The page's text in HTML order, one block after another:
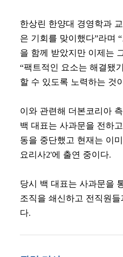
한상린 한양대 경영학과
은 기회를 맞이했다”라며
을 함께 받았지만 이제는
“팩트적인 요소는 해결됐
할 수 있도록 노력하는 것
이와 관련해 더본코리아
백 대표는 사과문을 전하
동을 중단했고 현재는 이
요리사2'에 출연 중이다.
당시 백 대표는 사과문을
조직을 쇄신하고 전직원
다.